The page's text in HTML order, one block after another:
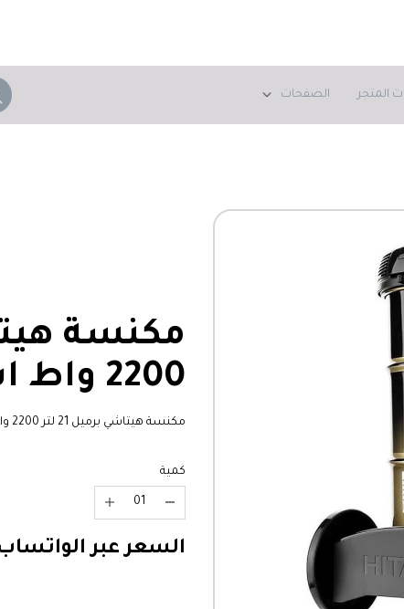
المتجر الصفحات
2200 واط اسود CV-960FBK
مكنسة هيتاشي برميل 21 لتر 2200 واط اسود CV-960FBK
كمية
السعر عبر